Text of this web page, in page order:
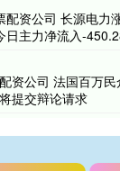
配资公司 长源电力
日主力净流入-
资公司 法国百万
提交辩论请求